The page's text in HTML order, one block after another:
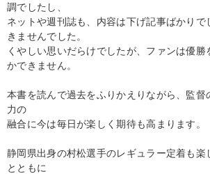
調でしたし、
ネットや週刊誌も、内容は下げ記事ばかりで
きませんでした。
くやしい思いだらけでしたが、ファンは優勝
かできません。
本書を読んで過去をふりかえりながら、監督
力の
融合に今は毎日が楽しく期待も高まります。
静岡県出身の村松選手のレギュラー定着も楽
とともに